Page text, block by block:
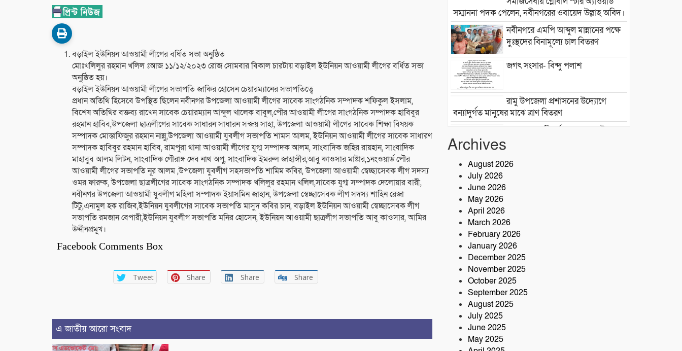
বড়াইল ইউনিয়ন আওয়ামী লীগের বর্ধিত সভা অনুষ্ঠিত
মোঃখলিলুর রহমান খলিল ঃআজ ১১/১২/২০২৩ রোজ সোমবার বিকাল চারটায় বড়াইল ইউনিয়ন আওয়ামী লীগের বর্ধিত সভা
অনুষ্ঠিত হয়।
বড়াইল ইউনিয়ন আওয়ামী লীগের সভাপতি জাকির হোসেন চেয়ারম্যানের সভাপতিত্বে
প্রধান অতিথি হিসেবে উপস্থিত ছিলেন নবীনগর উপজেলা আওয়ামী লীগের সাবেক সাংগঠনিক সম্পাদক শফিকুল ইসলাম,
বিশেষ অতিথির বক্তব্য রাখেন সাবেক চেয়ারম্যান আব্দুল খালেক বাবুল,পৌর আওয়ামী লীগের সাংগঠনিক সম্পাদক হাবিবুর
রহমান হাবিব,উপজেলা ছাত্রলীগের সাবেক সাধারন সাধারন সন্জয় সাহা, উপজেলা আওয়ামী লীগের সাবেক শিক্ষা বিষয়ক
সম্পাদক মোস্তাফিজুর রহমান নান্নু,উপজেলা আওয়ামী যুবলীগ সভাপতি শামস আলম, ইউনিয়ন আওয়ামী লীগের সাবেক সাধারণ
সম্পাদক হাবিবুর রহমান হাবিব, রামপুরা থানা আওয়ামী লীগের যুগ্ম সম্পাদক আলম, সাংবাদিক জহির রায়হান, সাংবাদিক
মাহাবুব আলম লিটন, সাংবাদিক গৌরাঙ্গ দেব নাথ অপু, সাংবাদিক ইমরুল জাহাঙ্গীর,আবু কাওসার মাষ্টার,১নংওয়ার্ড পৌর
আওয়ামী লীগের সভাপতি নূর আলম ,উপজেলা যুবলীগ সহসভাপতি শামিম কবির, উপজেলা আওয়ামী স্বেচ্ছাসেবক লীগ সদস্য
ওমর ফারুক, উপজেলা ছাত্রলীগের সাবেক সাংগঠনিক সম্পাদক খলিলুর রহমান খলিল,সাবেক যুগ্ম সম্পাদক দেলোয়ার বারী,
নবীনগর উপজেলা আওয়ামী যুবলীগ মহিলা সম্পাদক ইয়াসমিন জাহান, উপজেলা স্বেচ্ছাসেবক লীগ সদস্য শাহিন রেজা
টিটু,এনামুল হক রাজিব,ইউনিয়ন যুবলীগের সাবেক সভাপতি মাসুদ কবির চান, বড়াইল ইউনিয়ন আওয়ামী স্বেচ্ছাসেবক লীগ
সভাপতি রমজান বেপারী,ইউনিয়ন যুবলীগ সভাপতি মনির হোসেন, ইউনিয়ন আওয়ামী ছাত্রলীগ সভাপতি আবু কাওসার, আমির
উদ্দীনপ্রমূখ।
Facebook Comments Box
Tweet Share Share Share
এ জাতীয় আরো সংবাদ
সম্মাননা পদক পেলেন, নবীনগরের ওবায়েদ উল্লাহ অবিদ।
নবীনগরে এমপি আব্দুল মান্নানের পক্ষে
দুঃস্থদের বিনামূল্যে চাল বিতরণ
জগৎ সংসার- বিন্দু পলাশ
রামু উপজেলা প্রশাসনের উদ্যোগে
বন্যাদুর্গত মানুষের মাঝে ত্রাণ বিতরণ
জলাবদ্ধতায় বিপর্যস্ত সেনবাগ পৌরসভার
৯ নম্বর ওয়ার্ড, দ্রুত সমাধানের দাবি বাসিন্দাদের
সেনবাগে আইন-শৃঙ্খলা উন্নয়নে সক্রিয়
পুলিশ, নেতৃত্বে ওসি আবদুর রহিম
মহানাম যজ্ঞানুষ্ঠান ও নামযজ্ঞ মহোৎসব
সড়ক দুর্ঘটনায় আরেক প্রাণহানি,
কবিরহাটে নিহত ৬০ বছরের কৃষক
Archives
August 2026
July 2026
June 2026
May 2026
April 2026
March 2026
February 2026
January 2026
December 2025
November 2025
October 2025
September 2025
August 2025
July 2025
June 2025
May 2025